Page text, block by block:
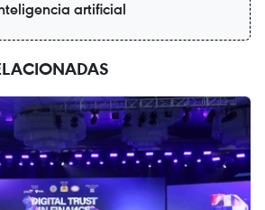
artificial